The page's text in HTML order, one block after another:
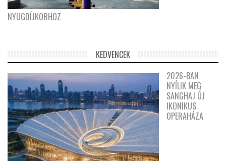
NYUGDÍJKORHOZ
KEDVENCEK
2026-BAN
NYÍLIK MEG
SANGHAJ ÚJ
IKONIKUS
OPERAHÁZA